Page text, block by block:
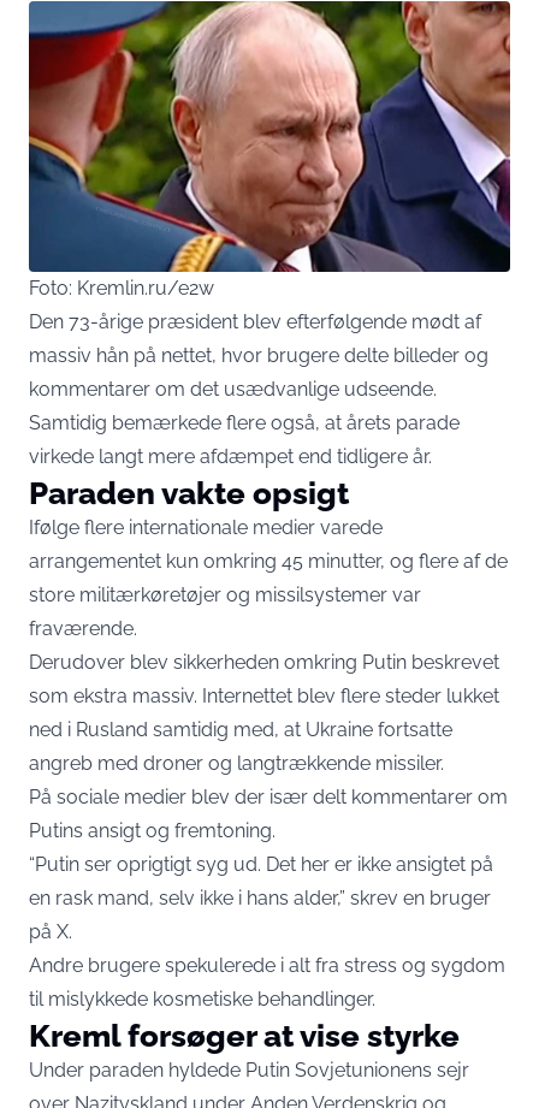
Foto: Kremlin.ru/e2w
Den 73-årige præsident blev efterfølgende mødt af
massiv hån på nettet, hvor brugere delte billeder og
kommentarer om det usædvanlige udseende.
Samtidig bemærkede flere også, at årets parade
virkede langt mere afdæmpet end tidligere år.
Paraden vakte opsigt
Ifølge flere internationale medier varede
arrangementet kun omkring 45 minutter, og flere af de
store militærkøretøjer og missilsystemer var
fraværende.
Derudover blev sikkerheden omkring Putin beskrevet
som ekstra massiv. Internettet blev flere steder lukket
ned i Rusland samtidig med, at Ukraine fortsatte
angreb med droner og langtrækkende missiler.
På sociale medier blev der især delt kommentarer om
Putins ansigt og fremtoning.
“Putin ser oprigtigt syg ud. Det her er ikke ansigtet på
en rask mand, selv ikke i hans alder,” skrev en bruger
på X.
Andre brugere spekulerede i alt fra stress og sygdom
til mislykkede kosmetiske behandlinger.
Kreml forsøger at vise styrke
Under paraden hyldede Putin Sovjetunionens sejr